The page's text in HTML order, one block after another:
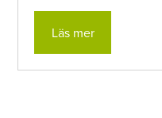
Läs mer